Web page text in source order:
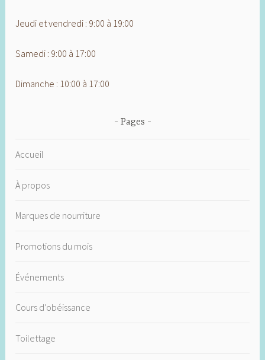
Jeudi et vendredi : 9:00 à 19:00
Samedi : 9:00 à 17:00
Dimanche : 10:00 à 17:00
Pages
Accueil
À propos
Marques de nourriture
Promotions du mois
Événements
Cours d’obéissance
Toilettage